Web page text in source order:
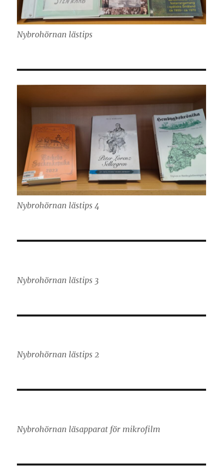
Nybrohörnan lästips
Nybrohörnan lästips 4
Nybrohörnan lästips 3
Nybrohörnan lästips 2
Nybrohörnan läsapparat för mikrofilm